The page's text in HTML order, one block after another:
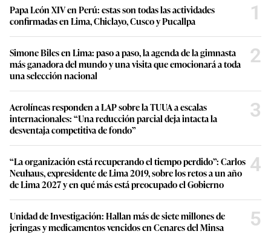
Papa León XIV en Perú: estas son todas las actividades
confirmadas en Lima, Chiclayo, Cusco y Pucallpa
1
Simone Biles en Lima: paso a paso, la agenda de la gimnasta
más ganadora del mundo y una visita que emocionará a toda
una selección nacional
2
Aerolíneas responden a LAP sobre la TUUA a escalas
internacionales: “Una reducción parcial deja intacta la
desventaja competitiva de fondo”
3
“La organización está recuperando el tiempo perdido”: Carlos
Neuhaus, expresidente de Lima 2019, sobre los retos a un año
de Lima 2027 y en qué más está preocupado el Gobierno
4
Unidad de Investigación: Hallan más de siete millones de
jeringas y medicamentos vencidos en Cenares del Minsa
5